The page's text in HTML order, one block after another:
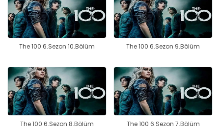
The 100 6.Sezon 10.Bölüm The 100 6.Sezon 9.Bölüm
The 100 6.Sezon 8.Bölüm The 100 6.Sezon 7.Bölüm